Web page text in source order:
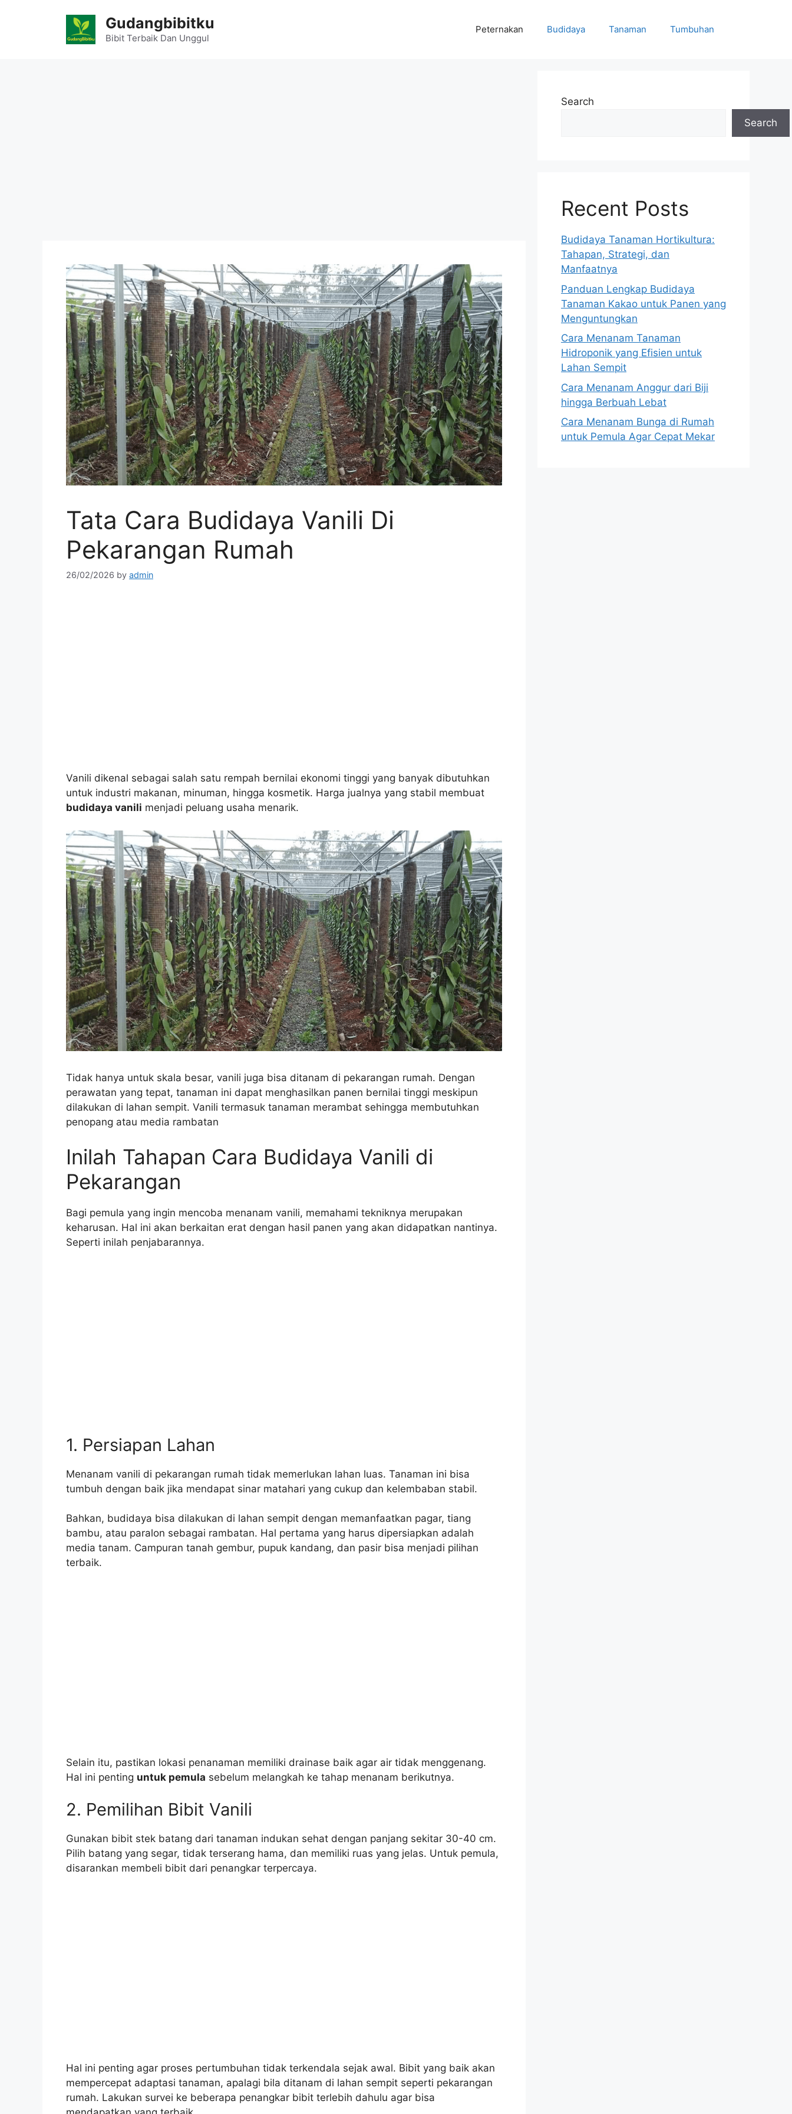
Gudangbibitku
Bibit Terbaik Dan Unggul
Peternakan Budidaya Tanaman Tumbuhan
Tata Cara Budidaya Vanili Di
Pekarangan Rumah
26/02/2026 by admin
Vanili dikenal sebagai salah satu rempah bernilai ekonomi tinggi yang banyak dibutuhkan
untuk industri makanan, minuman, hingga kosmetik. Harga jualnya yang stabil membuat
budidaya vanili menjadi peluang usaha menarik.
Tidak hanya untuk skala besar, vanili juga bisa ditanam di pekarangan rumah. Dengan
perawatan yang tepat, tanaman ini dapat menghasilkan panen bernilai tinggi meskipun
dilakukan di lahan sempit. Vanili termasuk tanaman merambat sehingga membutuhkan
penopang atau media rambatan
Inilah Tahapan Cara Budidaya Vanili di
Pekarangan
Bagi pemula yang ingin mencoba menanam vanili, memahami tekniknya merupakan
keharusan. Hal ini akan berkaitan erat dengan hasil panen yang akan didapatkan nantinya.
Seperti inilah penjabarannya.
1. Persiapan Lahan
Menanam vanili di pekarangan rumah tidak memerlukan lahan luas. Tanaman ini bisa
tumbuh dengan baik jika mendapat sinar matahari yang cukup dan kelembaban stabil.
Bahkan, budidaya bisa dilakukan di lahan sempit dengan memanfaatkan pagar, tiang
bambu, atau paralon sebagai rambatan. Hal pertama yang harus dipersiapkan adalah
media tanam. Campuran tanah gembur, pupuk kandang, dan pasir bisa menjadi pilihan
terbaik.
Selain itu, pastikan lokasi penanaman memiliki drainase baik agar air tidak menggenang.
Hal ini penting untuk pemula sebelum melangkah ke tahap menanam berikutnya.
2. Pemilihan Bibit Vanili
Gunakan bibit stek batang dari tanaman indukan sehat dengan panjang sekitar 30-40 cm.
Pilih batang yang segar, tidak terserang hama, dan memiliki ruas yang jelas. Untuk pemula,
disarankan membeli bibit dari penangkar terpercaya.
Hal ini penting agar proses pertumbuhan tidak terkendala sejak awal. Bibit yang baik akan
mempercepat adaptasi tanaman, apalagi bila ditanam di lahan sempit seperti pekarangan
rumah. Lakukan survei ke beberapa penangkar bibit terlebih dahulu agar bisa
Search
Search
Recent Posts
Budidaya Tanaman Hortikultura:
Tahapan, Strategi, dan
Manfaatnya
Panduan Lengkap Budidaya
Tanaman Kakao untuk Panen yang
Menguntungkan
Cara Menanam Tanaman
Hidroponik yang Efisien untuk
Lahan Sempit
Cara Menanam Anggur dari Biji
hingga Berbuah Lebat
Cara Menanam Bunga di Rumah
untuk Pemula Agar Cepat Mekar